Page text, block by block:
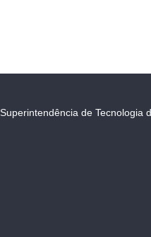
Superintendência de Tecnologia